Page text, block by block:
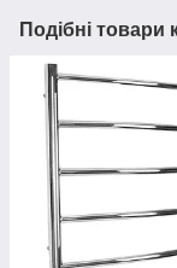
Подібні товари